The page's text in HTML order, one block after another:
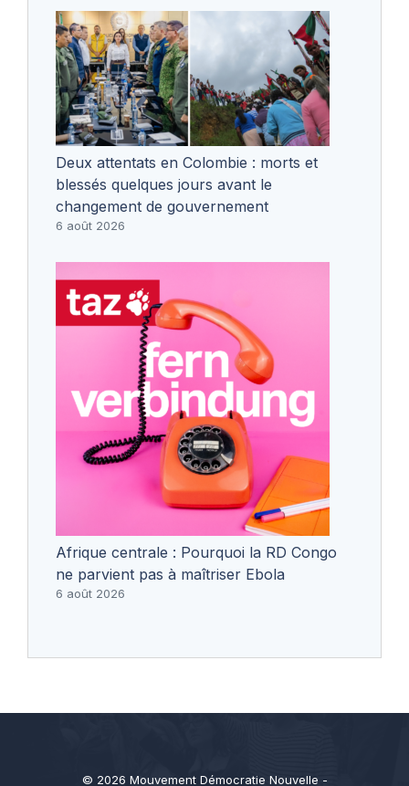
Deux attentats en Colombie : morts et
blessés quelques jours avant le
changement de gouvernement
6 août 2026
Afrique centrale : Pourquoi la RD Congo
ne parvient pas à maîtriser Ebola
6 août 2026
© 2026 Mouvement Démocratie Nouvelle -